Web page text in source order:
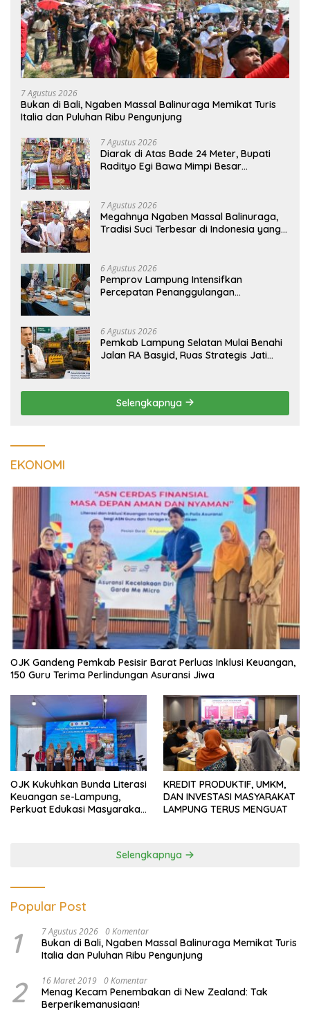
7 Agustus 2026
Bukan di Bali, Ngaben Massal Balinuraga Memikat Turis
Italia dan Puluhan Ribu Pengunjung
7 Agustus 2026
Diarak di Atas Bade 24 Meter, Bupati
Radityo Egi Bawa Mimpi Besar
7 Agustus 2026
Megahnya Ngaben Massal Balinuraga,
Tradisi Suci Terbesar di Indonesia yang
6 Agustus 2026
Pemprov Lampung Intensifkan
Percepatan Penanggulangan
6 Agustus 2026
Pemkab Lampung Selatan Mulai Benahi
Jalan RA Basyid, Ruas Strategis Jati
Selengkapnya
EKONOMI
OJK Gandeng Pemkab Pesisir Barat Perluas Inklusi Keuangan,
150 Guru Terima Perlindungan Asuransi Jiwa
OJK Kukuhkan Bunda Literasi
Keuangan se-Lampung,
Perkuat Edukasi Masyarakat
KREDIT PRODUKTIF, UMKM,
DAN INVESTASI MASYARAKAT
LAMPUNG TERUS MENGUAT
Selengkapnya
Popular Post
1 7 Agustus 2026 0 Komentar
Bukan di Bali, Ngaben Massal Balinuraga Memikat Turis
Italia dan Puluhan Ribu Pengunjung
2 16 Maret 2019 0 Komentar
Menag Kecam Penembakan di New Zealand: Tak
Berperikemanusiaan!